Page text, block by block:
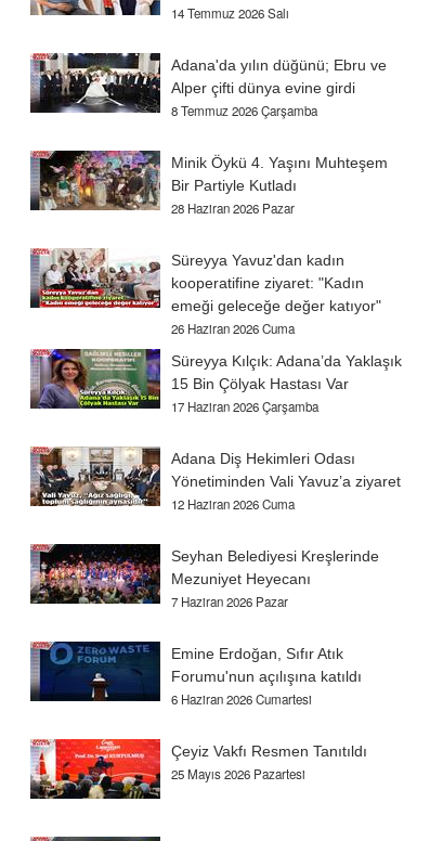
14 Temmuz 2026 Salı
Adana'da yılın düğünü; Ebru ve
Alper çifti dünya evine girdi
8 Temmuz 2026 Çarşamba
Minik Öykü 4. Yaşını Muhteşem
Bir Partiyle Kutladı
28 Haziran 2026 Pazar
Süreyya Yavuz'dan kadın
kooperatifine ziyaret: "Kadın
emeği geleceğe değer katıyor"
26 Haziran 2026 Cuma
Süreyya Kılçık: Adana’da Yaklaşık
15 Bin Çölyak Hastası Var
17 Haziran 2026 Çarşamba
Adana Diş Hekimleri Odası
Yönetiminden Vali Yavuz’a ziyaret
12 Haziran 2026 Cuma
Seyhan Belediyesi Kreşlerinde
Mezuniyet Heyecanı
7 Haziran 2026 Pazar
Emine Erdoğan, Sıfır Atık
Forumu'nun açılışına katıldı
6 Haziran 2026 Cumartesi
Çeyiz Vakfı Resmen Tanıtıldı
25 Mayıs 2026 Pazartesi